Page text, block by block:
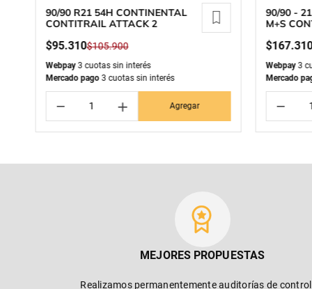
90/90 R21 54H CONTINENTAL
CONTITRAIL ATTACK 2
$95.310$105.900
Webpay3 cuotas sin interés
Mercado pago3 cuotas sin interés
＋
－ Agregar
90/90 -
M+S
$167.
Webpay3
Mercado
－
MEJORES PROPUESTAS
Realizamos permanentemente auditorías de